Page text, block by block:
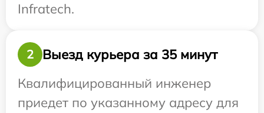
Infratech.
2
Выезд курьера за 35 минут
Квалифицированный инженер
приедет по указанному адресу для